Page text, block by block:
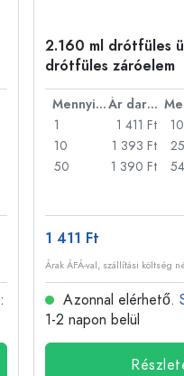
:
2.160 ml drótfüles
drótfüles záróelem
Mennyiség Ár darabonként
1
1 411 Ft
10
1 393 Ft
50
1 390 Ft
1 411 Ft
Árak ÁFÁ-val, szállítási költség
Azonnal elérhető.
1-2 napon belül